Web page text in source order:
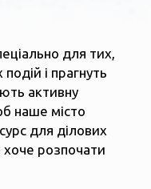
для тих,
і прагнуть
активну
наше місто
для ділових
хоче розпочати